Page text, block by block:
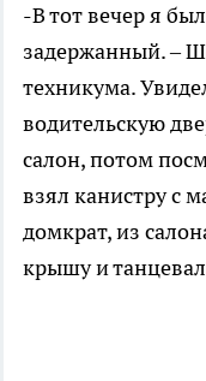
-В тот вечер я
задержанный. –
техникума.
водительскую
салон, потом
взял канистру с
домкрат, из
крышу и